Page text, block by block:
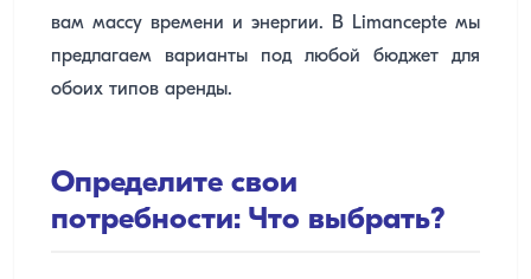
вам массу времени и энергии. В Limancepte мы
предлагаем варианты под любой бюджет для
обоих типов аренды.
Определите свои
потребности: Что выбрать?